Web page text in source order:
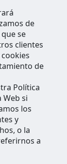
de
se
clientes
de
Política
Web si
los
y
o la
a